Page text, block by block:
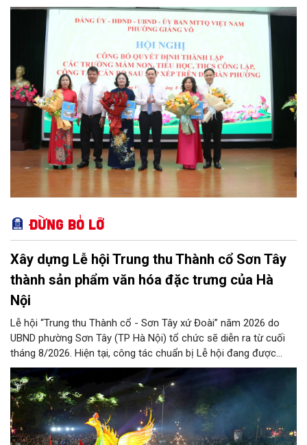
trình kiện toàn tổ chức bộ máy, thực hiện chủ trương tinh gọn,
nâng cao hiệu lực, hiệu quả quản lý theo các nghị quyết của
Trung ương và kế hoạch của UBND TP Hà Nội.
Đừng bỏ lỡ
Xây dựng Lễ hội Trung thu Thành cổ Sơn Tây
thành sản phẩm văn hóa đặc trưng của Hà
Nội
Lễ hội “Trung thu Thành cổ - Sơn Tây xứ Đoài” năm 2026 do
UBND phường Sơn Tây (TP Hà Nội) tổ chức sẽ diễn ra từ cuối
tháng 8/2026. Hiện tại, công tác chuẩn bị Lễ hội đang được
chính quyền phường Sơn Tây cùng các phòng, ban, ngành, đơn
vị và 25 tổ dân phố khẩn trương triển khai, tạo khí thế sôi nổi,
sẵn sàng mang đến cho Nhân dân và du khách một mùa Trung
thu quy mô, đặc sắc và giàu bản sắc văn hóa xứ Đoài.